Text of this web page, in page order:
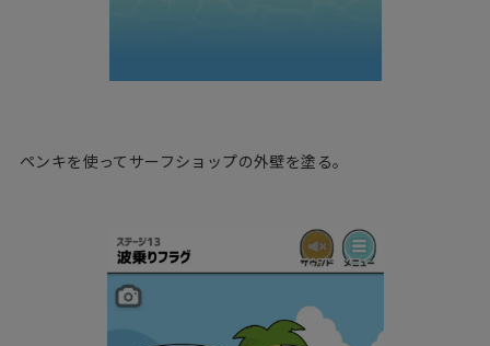
ペンキを使ってサーフショップの外壁を塗る。